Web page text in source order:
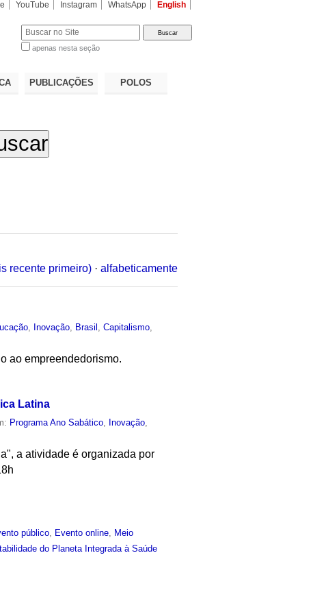
YouTube Instagram WhatsApp English
apenas nesta seção
PUBLICAÇÕES POLOS
recente primeiro) · alfabeticamente
Inovação Brasil ,Capitalismo
ao empreendedorismo.
Latina
Programa Ano Sabático Inovação
a atividade é organizada por
público, Evento online, Meio
do Planeta Integrada à Saúde